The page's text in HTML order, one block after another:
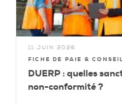
11 JUIN 2026
FICHE DE PAIE &
DUERP : quelles
non-conformité ?